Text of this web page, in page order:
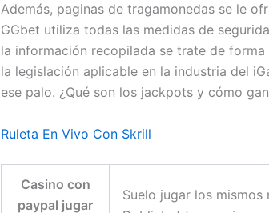
Además, paginas de tragamonedas se le
GGbet utiliza todas las medidas de
la información recopilada se trate de
la legislación aplicable en la industria del
ese palo. ¿Qué son los jackpots y cómo
Ruleta En Vivo Con Skrill
Casino con
paypal jugar
Suelo jugar los